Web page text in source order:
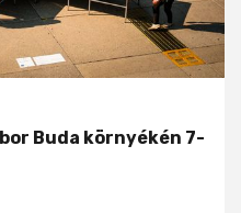
Buda környékén 7-